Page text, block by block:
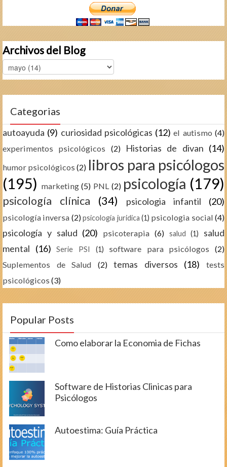
Archivos del Blog
Categorias
autoayuda (9) curiosidad psicológicas (12) el autismo (4)
experimentos psicológicos
(2) Historias de divan (14)
humor psicológicos (2) libros para psicólogos
(195) marketing (5) PNL (2) psicología (179)
psicología clínica (34) psicologia infantil (20)
psicología inversa (2)psicología juridica (1) psicologia social (4)
psicología y salud (20) psicoterapia (6) salud (1)
salud
mental (16) Serie PSI (1) software para psicólogos
(2)
Suplementos de Salud
(2) temas diversos (18)
tests
psicológicos (3)
Popular Posts
Como elaborar la Economia de Fichas
Software de Historias Clinicas para
Psicólogos
Autoestima: Guía Práctica